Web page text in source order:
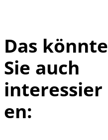
Das könnte
Sie auch
interessier
en: